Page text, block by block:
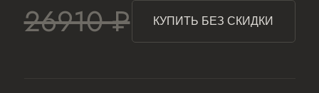
26910 ₽ КУПИТЬ БЕЗ СКИДКИ